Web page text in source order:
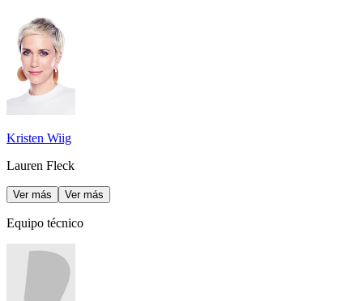
Kristen Wiig
Lauren Fleck
Ver más Ver más
Equipo técnico